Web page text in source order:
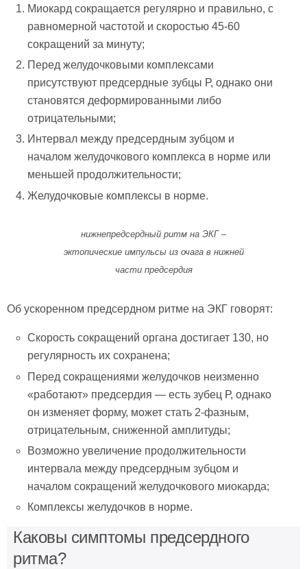
Миокард сокращается регулярно и правильно, с
равномерной частотой и скоростью 45-60
сокращений за минуту;
Перед желудочковыми комплексами
присутствуют предсердные зубцы Р, однако они
становятся деформированными либо
отрицательными;
Интервал между предсердным зубцом и
началом желудочкового комплекса в норме или
меньшей продолжительности;
Желудочковые комплексы в норме.
нижнепредсердный ритм на ЭКГ –
эктопические импульсы из очага в нижней
части предсердия
Об ускоренном предсердном ритме на ЭКГ говорят:
Скорость сокращений органа достигает 130, но
регулярность их сохранена;
Перед сокращениями желудочков неизменно
«работают» предсердия — есть зубец Р, однако
он изменяет форму, может стать 2-фазным,
отрицательным, сниженной амплитуды;
Возможно увеличение продолжительности
интервала между предсердным зубцом и
началом сокращений желудочкового миокарда;
Комплексы желудочков в норме.
Каковы симптомы предсердного
ритма?